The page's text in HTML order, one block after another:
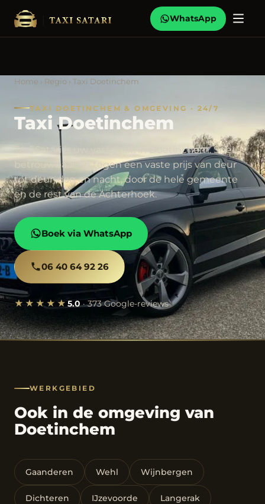
WhatsApp
Home › Regio › Taxi Doetinchem
TAXI DOETINCHEM & OMGEVING · 24/7
Taxi Doetinchem
Taxi Satari is uw vaste taxi in Doetinchem. Snel,
betrouwbaar en tegen een vaste prijs van deur
tot deur, dag en nacht, door de hele gemeente
en de rest van de Achterhoek.
Boek via WhatsApp
06 40 64 92 26
★★★★★ 5.0· 373 Google-reviews
WERKGEBIED
Ook in de omgeving van
Doetinchem
Gaanderen Wehl Wijnbergen
Dichteren IJzevoorde Langerak